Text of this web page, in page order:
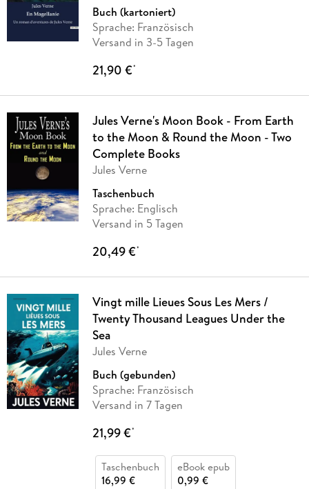
Buch (kartoniert)
Sprache: Französisch
Versand in 3-5 Tagen
21,90 €*
Jules Verne's Moon Book - From Earth
to the Moon & Round the Moon - Two
Complete Books
Jules Verne
Taschenbuch
Sprache: Englisch
Versand in 5 Tagen
20,49 €*
Vingt mille Lieues Sous Les Mers /
Twenty Thousand Leagues Under the
Sea
Jules Verne
Buch (gebunden)
Sprache: Französisch
Versand in 7 Tagen
21,99 €*
Taschenbuch
16,99 €
eBook epub
0,99 €